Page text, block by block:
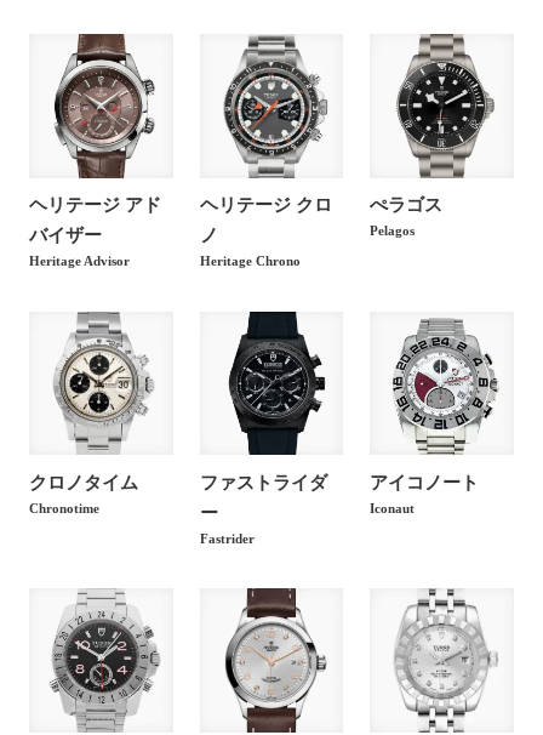
チューダー ブラックベイ 32 ブラ
ック ベージュ レザー 79580
130,000円
チューダー ブラックベイ 32 ブラ
ック ブラック ファブリック
79580
110,000円
チューダー ブラックベイ 36 S&G
チューダー ブラックベイ 36 S&G
ブラック 79503
200,000円
チューダー ブラックベイ 36 ブル
200,000円
チューダー ブラックベイ 36 ブル
ー ベージュ レザー 79500
チューダー ブラックベイ 36 ブル
ー ブラック ファブリック 79500
140,000円
チューダー ブラックベイ 36 ブル
ー ブラウン レザー 79500
140,000円
ヘリテージ アド
バイザー
Heritage Advisor
ヘリテージ クロ
ノ
Heritage Chrono
ぺラゴス
Pelagos
クロノタイム
Chronotime
ファストライダ
ー
Fastrider
アイコノート
Iconaut